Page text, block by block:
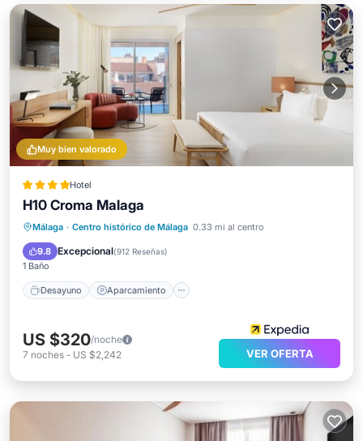
Muy bien valorado
Hotel
H10 Croma Malaga
Málaga · Centro histórico de Málaga 0.33 mi al centro
9.8 Excepcional(912 Reseñas)
1 Baño
Desayuno Aparcamiento
Desayuno Aparcamiento
Piscina
Balcón/Terraza
US $320/noche
7 noches - US $2,242 VER OFERTA